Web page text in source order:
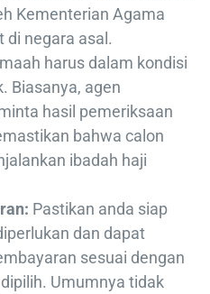
Kementerian Agama
di negara asal.
harus dalam kondisi
Biasanya, agen
hasil pemeriksaan
bahwa calon
ibadah haji
Pastikan anda siap
dan dapat
sesuai dengan
Umumnya tidak